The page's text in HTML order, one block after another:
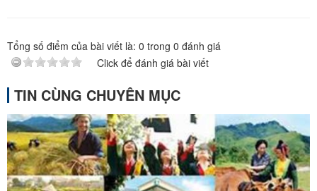
Tổng số điểm của bài viết là: 0 trong 0 đánh giá
Click để đánh giá bài viết
TIN CÙNG CHUYÊN MỤC